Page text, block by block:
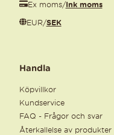
Ex moms/Ink moms
EUR/SEK
Handla
Köpvillkor
Kundservice
FAQ - Frågor och svar
Återkallelse av produkter